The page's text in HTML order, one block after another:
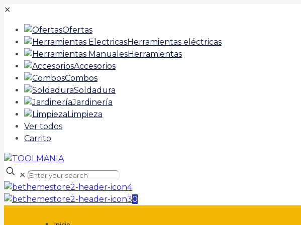
✕
Ofertas
Herramientas eléctricas
Herramientas
Accesorios
Combos
Soldadura
Jardinería
Limpieza
Ver todos
Carrito
✕
0